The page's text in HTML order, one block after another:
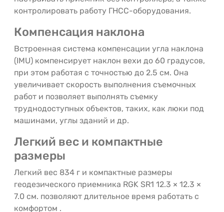
контролировать работу ГНСС-оборудования.
Компенсация наклона
Встроенная система компенсации угла наклона
(IMU) компенсирует наклон вехи до 60 градусов,
при этом работая с точностью до 2.5 см. Она
увеличивает скорость выполнения съемочных
работ и позволяет выполнять съемку
труднодоступных объектов, таких, как люки под
машинами, углы зданий и др.
Легкий вес и компактные
размеры
Легкий вес 834 г и компактные размеры
геодезического приемника RGK SR1 12.3 × 12.3 ×
7.0 см. позволяют длительное время работать с
комфортом .